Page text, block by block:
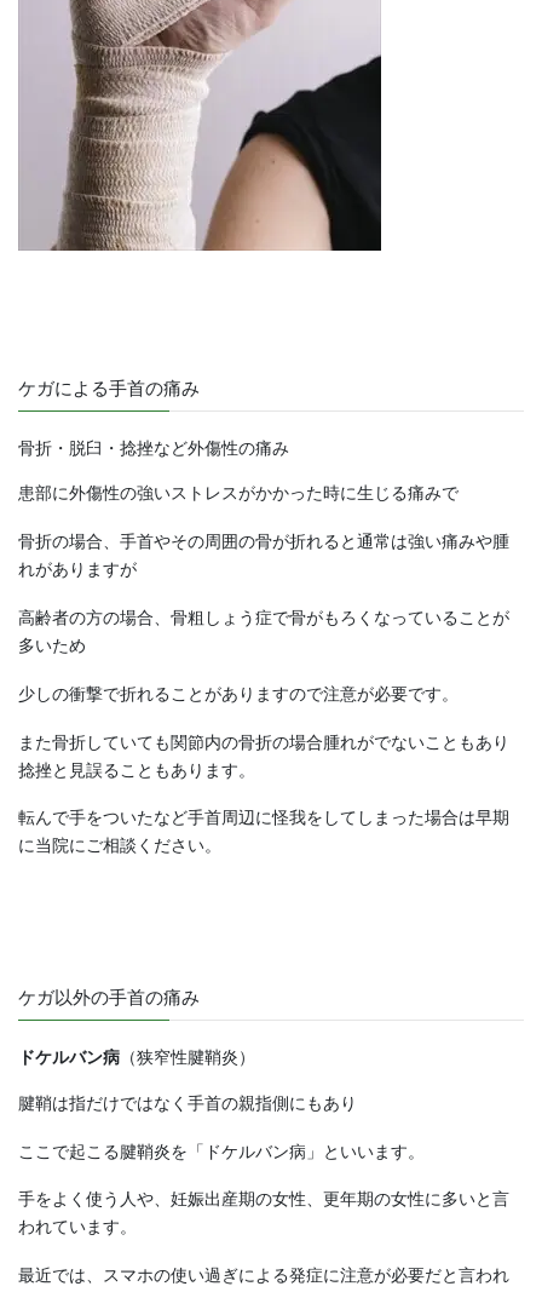
ケガによる手首の痛み
骨折・脱臼・捻挫など外傷性の痛み
患部に外傷性の強いストレスがかかった時に生じる痛みで
骨折の場合、手首やその周囲の骨が折れると通常は強い痛みや腫
れがありますが
高齢者の方の場合、骨粗しょう症で骨がもろくなっていることが
多いため
少しの衝撃で折れることがありますので注意が必要です。
また骨折していても関節内の骨折の場合腫れがでないこともあり
捻挫と見誤ることもあります。
転んで手をついたなど手首周辺に怪我をしてしまった場合は早期
に当院にご相談ください。
ケガ以外の手首の痛み
ドケルバン病 （狭窄性腱鞘炎）
腱鞘は指だけではなく手首の親指側にもあり
ここで起こる腱鞘炎を「ドケルバン病」といいます。
手をよく使う人や、妊娠出産期の女性、更年期の女性に多いと言
われています。
最近では、スマホの使い過ぎによる発症に注意が必要だと言われ